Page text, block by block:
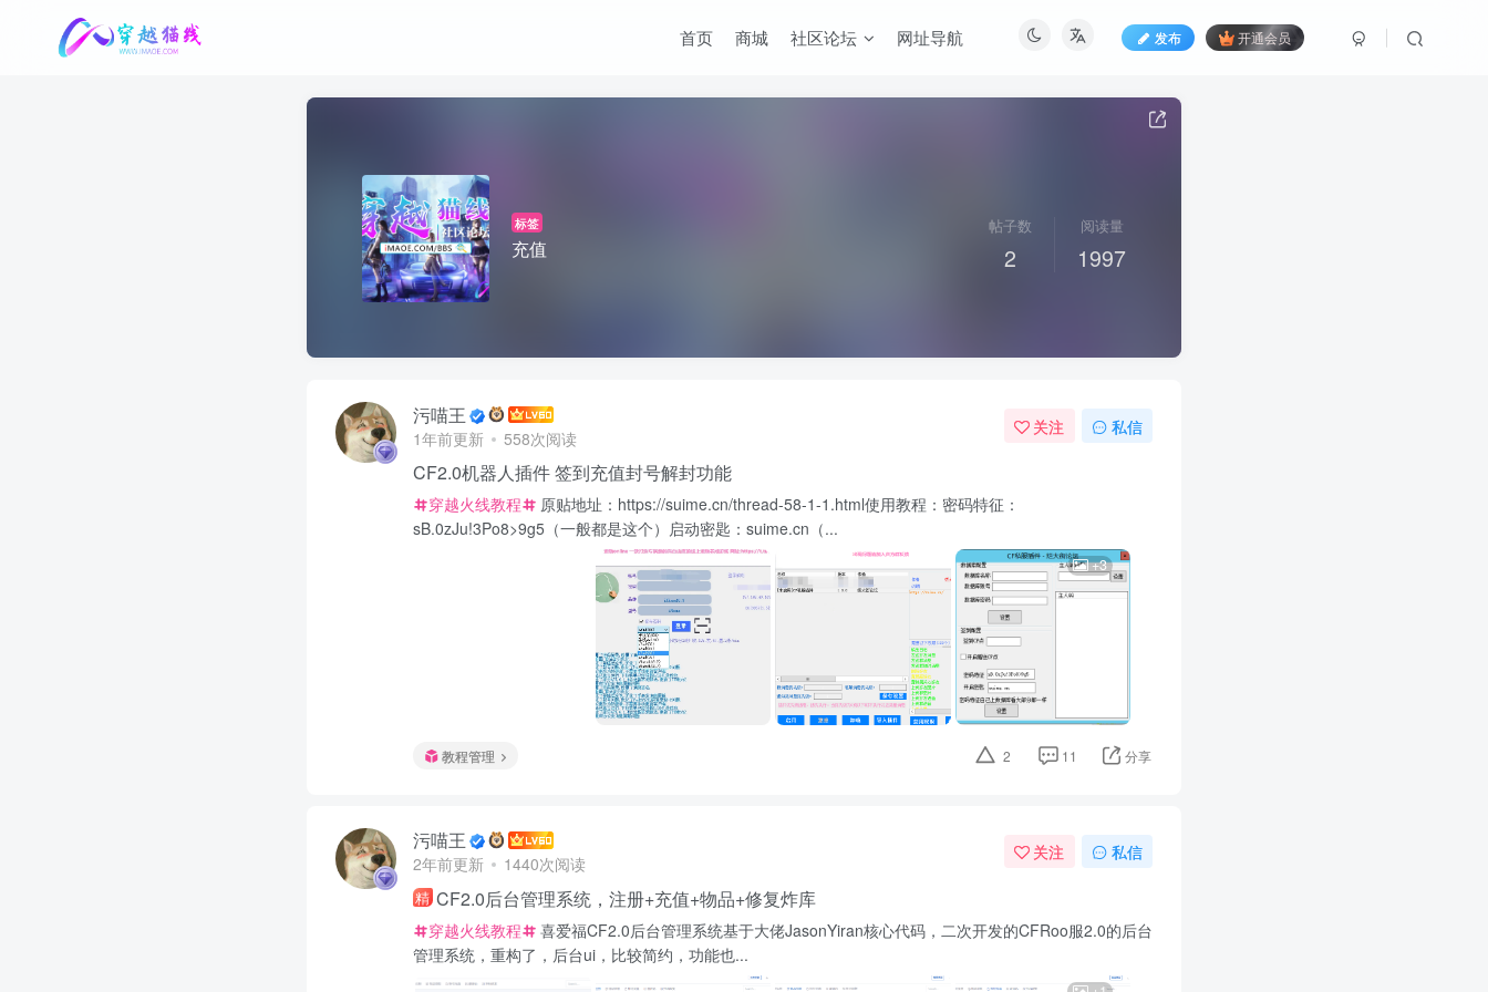
发布 开通会员
首页 商城 社区论坛 网址导航
标签
充值
帖子数
2
阅读量
1997
污喵王
1年前更新 558次阅读
关注 私信
CF2.0机器人插件 签到充值封号解封功能
穿越火线教程
原贴地址：https://suime.cn/thread-58-1-1.html使用教程：密码特征：
sB.0zJu!3Po8>9g5（一般都是这个）启动密匙：suime.cn（...
+3
教程管理 2 11 分享
污喵王
2年前更新 1440次阅读
关注 私信
精 CF2.0后台管理系统，注册+充值+物品+修复炸库
穿越火线教程
喜爱福CF2.0后台管理系统基于大佬JasonYiran核心代码，二次开发的CFRoo服2.0的后台
管理系统，重构了，后台ui，比较简约，功能也...